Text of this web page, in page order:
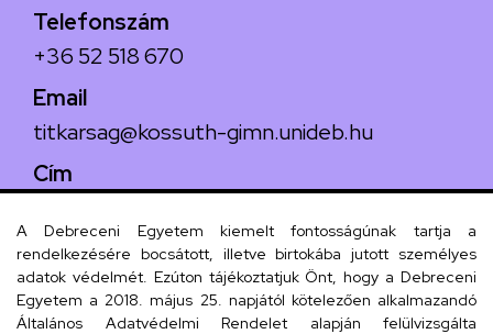
Telefonszám
+36 52 518 670
Email
titkarsag@kossuth-gimn.unideb.hu
Cím
Szervezeti telefonkönyv
A Debreceni Egyetem kiemelt fontosságúnak tartja a
rendelkezésére bocsátott, illetve birtokába jutott személyes
adatok védelmét. Ezúton tájékoztatjuk Önt, hogy a Debreceni
Egyetem a 2018. május 25. napjától kötelezően alkalmazandó
Általános Adatvédelmi Rendelet alapján felülvizsgálta